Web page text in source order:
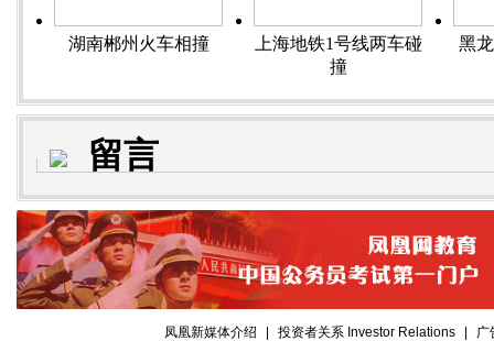
湖南郴州火车相撞
上海地铁1号线两车碰
撞
黑
留言
凤凰新媒体介绍 投资者关系 Investor Relations
广